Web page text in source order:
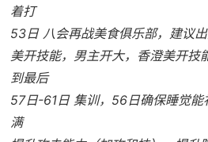
着打
53日 八会再战美食俱乐部，建议
美开技能，男主开大，香澄美开技
到最后
57日-61日 集训，56日确保睡觉能
满